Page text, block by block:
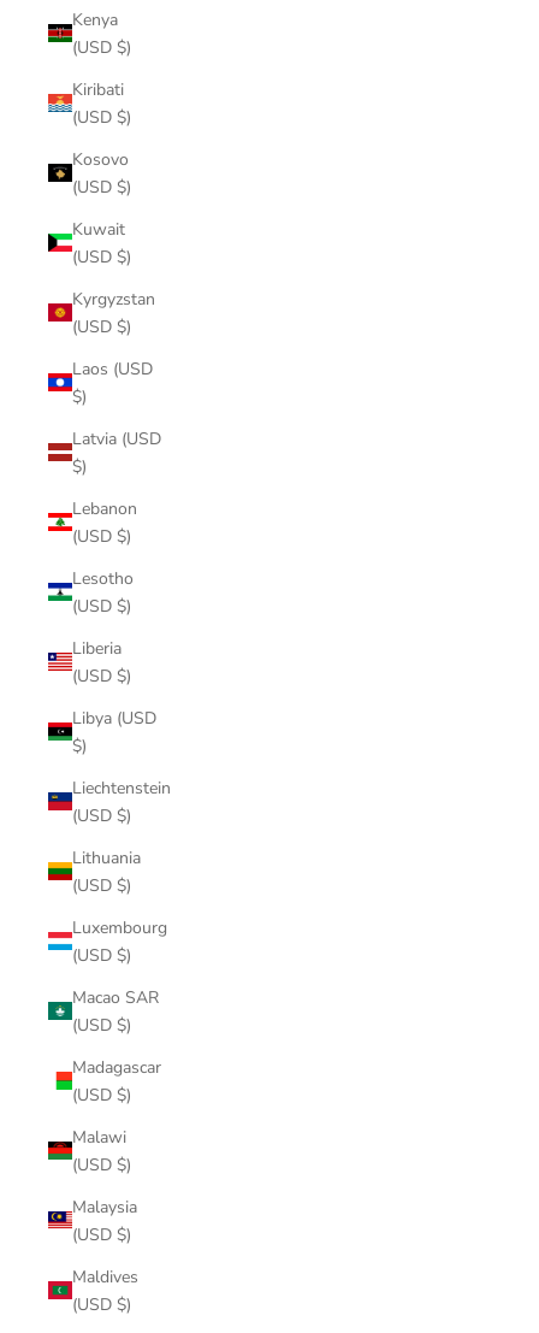
Kenya
(USD $)
Kiribati
(USD $)
Kosovo
(USD $)
Kuwait
(USD $)
Kyrgyzstan
(USD $)
Laos (USD
$)
Latvia (USD
$)
Lebanon
(USD $)
Lesotho
(USD $)
Liberia
(USD $)
Libya (USD
$)
Liechtenstein
(USD $)
Lithuania
(USD $)
Luxembourg
(USD $)
Macao SAR
(USD $)
Madagascar
(USD $)
Malawi
(USD $)
Malaysia
(USD $)
Maldives
(USD $)